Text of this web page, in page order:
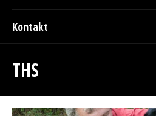
Kontakt
THS